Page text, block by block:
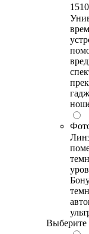
Выберите